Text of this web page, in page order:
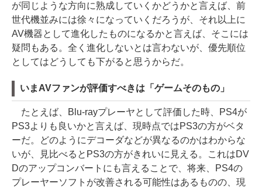
が同じような方向に熟成していくかどうかと言えば、前
世代機並みには徐々になっていくだろうが、それ以上に
AV機器として進化したものになるかと言えば、そこには
疑問もある。全く進化しないとは言わないが、優先順位
としてはどうしても下がると思うからだ。
いまAVファンが評価すべきは「ゲームそのもの」
たとえば、Blu-rayプレーヤとして評価した時、PS4が
PS3よりも良いかと言えば、現時点ではPS3の方がベタ
ーだ。どのようにデコーダなどが異なるのかはわからな
いが、見比べるとPS3の方がきれいに見える。これはDV
Dのアップコンバートにも言えることで、将来、PS4の
プレーヤーソフトが改善される可能性はあるものの、現